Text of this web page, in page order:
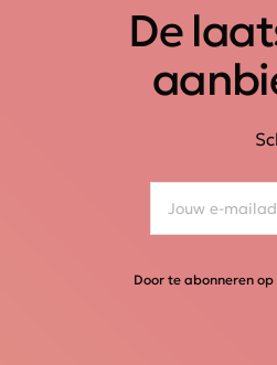
De
Door te abonneren